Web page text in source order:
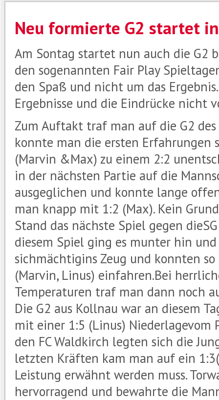
Neu formierte G2 startet
Am Sontag startet nun auch die G2
den sogenannten Fair Play
den Spaß und nicht um das
Ergebnisse und die Eindrücke nicht
Zum Auftakt traf man auf die G2
konnte man die ersten
(Marvin &Max) zu einem 2:2
in der nächsten Partie auf die
ausgeglichen und konnte lange
man knapp mit 1:2 (Max). Kein
Stand das nächste Spiel gegen
diesem Spiel ging es munter hin
sichmächtigins Zeug und konnten
(Marvin, Linus) einfahren.Bei
Temperaturen traf man dann noch
Die G2 aus Kollnau war an diesem
mit einer 1:5 (Linus) Niederlagevom
den FC Waldkirch legten sich die
letzten Kräften kam man auf ein
Leistung erwähnt werden muss.
hervorragend und bewahrte die